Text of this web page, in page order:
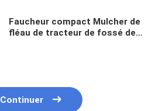
Faucheur compact Mulcher de
fléau de tracteur de fossé de
Continuer